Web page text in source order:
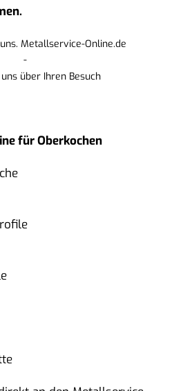
Metallservice-Online.de
-
über Ihren Besuch
für Oberkochen